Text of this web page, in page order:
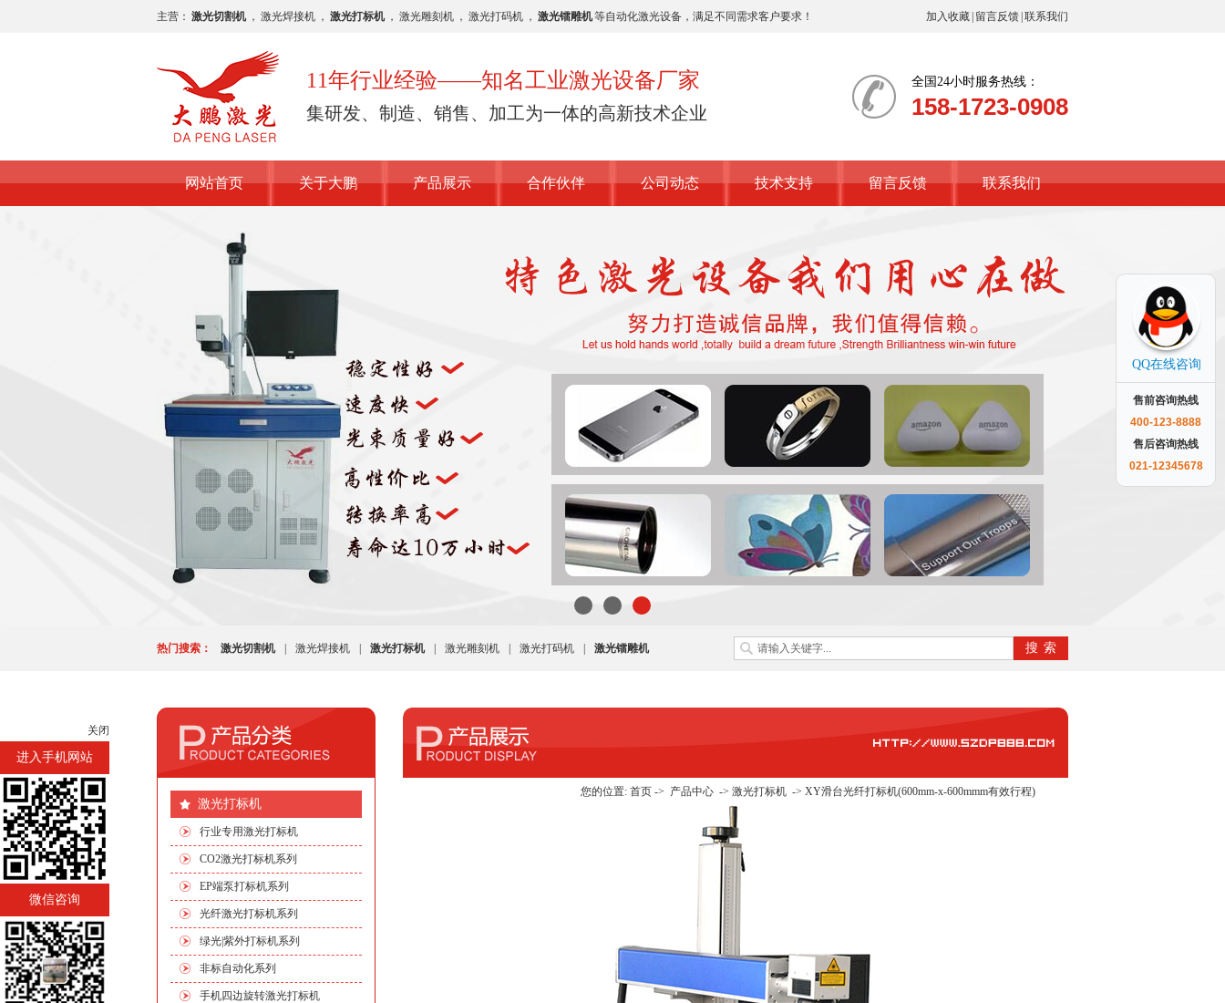
主营： 激光切割机 ， 激光焊接机 ， 激光打标机 ， 激光雕刻机 ， 激光打码机 ， 激光镭雕机等自动化激光设备，满足不同需求客户要求！ 加入收藏 留言反馈 联系我们
11年行业经验——知名工业激光设备厂家
集研发、制造、销售、加工为一体的高新技术企业
全国24小时服务热线：
158-1723-0908
网站首页 关于大鹏 产品展示 合作伙伴 公司动态 技术支持 留言反馈 联系我们
热门搜索： 激光切割机 激光焊接机 激光打标机 激光雕刻机 激光打码机 激光镭雕机
激光打标机
行业专用激光打标机
CO2激光打标机系列
EP端泵打标机系列
光纤激光打标机系列
绿光|紫外打标机系列
非标自动化系列
手机四边旋转激光打标机
您的位置: 首页-> 产品中心-> 激光打标机-> XY滑台光纤打标机(600mm-x-600mmm有效行程)
QQ在线咨询
售前咨询热线
400-123-8888
售后咨询热线
021-12345678
关闭
进入手机网站
微信咨询